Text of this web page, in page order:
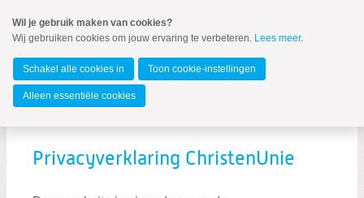
naar
Spring
de
inhoud
Spring
naar
Amstelveen
MENU
Privacyverklaring ChristenUnie
Wil je gebruik maken van cookies?
Wij gebruiken cookies om jouw ervaring te verbeteren. Lees meer.
Schakel alle cookies in Toon cookie-instellingen
Alleen essentiële cookies